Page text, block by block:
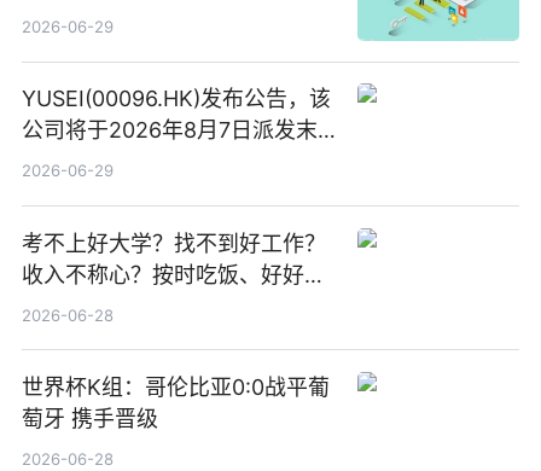
讯
2026-06-29
YUSEI(00096.HK)发布公告，该
公司将于2026年8月7日派发末
期股息每股人民币0.013元 每日
2026-06-29
考不上好大学？找不到好工作？
收入不称心？按时吃饭、好好睡
觉
2026-06-28
世界杯K组：哥伦比亚0:0战平葡
萄牙 携手晋级
2026-06-28